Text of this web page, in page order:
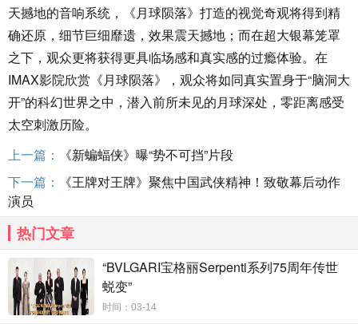
天撼地的音响系统，《月球陨落》打造的视觉奇观将得到精
确还原，细节巨细靡遗，效果震天撼地；而在超大银幕笼罩
之下，观众更将获得更具临场感和真实感的过瘾体验。在
IMAX影院欣赏《月球陨落》，观众将如同真实置身于“脑洞大
开”的科幻世界之中，潜入前所未见的月球深处，零距离感受
太空刺激历险。
上一篇：
《新蝙蝠侠》曝“势不可挡”片段
下一篇：
《王牌对王牌》聚焦中国武侠精神！致敬幕后动作
演员
热门文章
“BVLGARI宝格丽Serpenti系列75周年传世
蜕变”
时间：03-14